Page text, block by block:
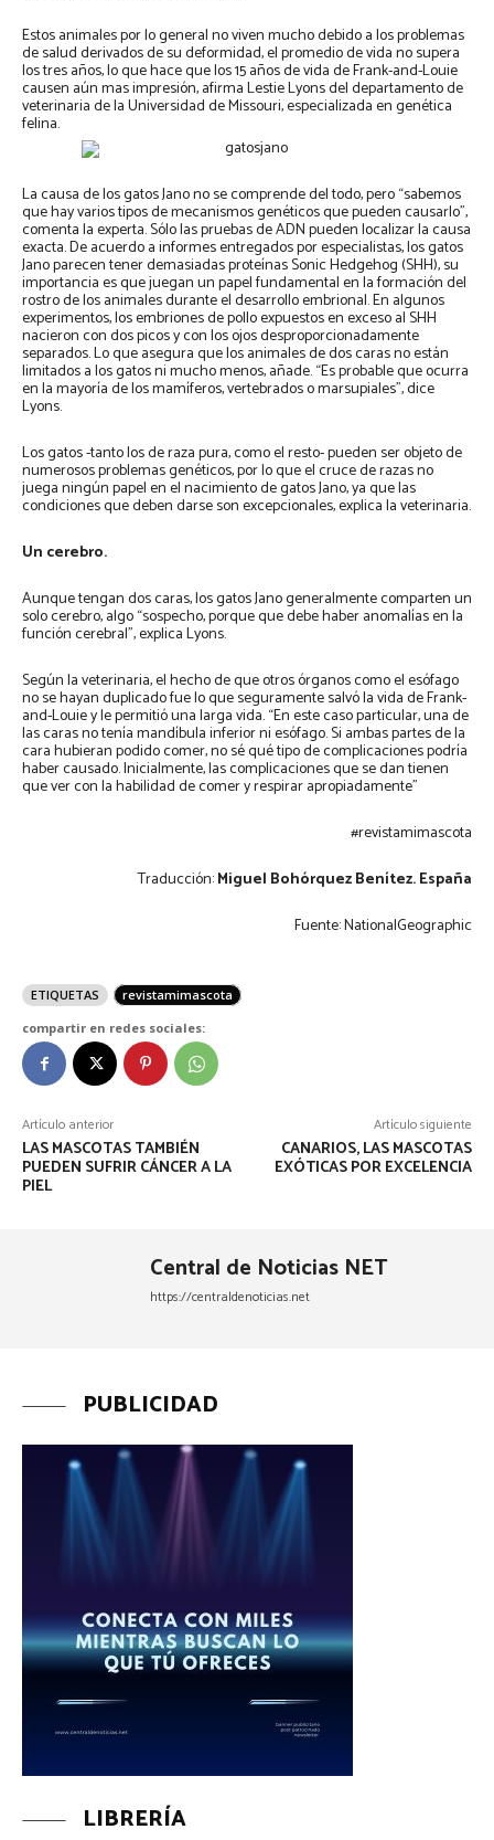
Estos animales por lo general no viven mucho debido a los problemas
de salud derivados de su deformidad, el promedio de vida no supera
los tres años, lo que hace que los 15 años de vida de Frank-and-Louie
causen aún mas impresión, afirma Lestie Lyons del departamento de
veterinaria de la Universidad de Missouri, especializada en genética
felina.
La causa de los gatos Jano no se comprende del todo, pero “sabemos
que hay varios tipos de mecanismos genéticos que pueden causarlo”,
comenta la experta. Sólo las pruebas de ADN pueden localizar la causa
exacta. De acuerdo a informes entregados por especialistas, los gatos
Jano parecen tener demasiadas proteínas Sonic Hedgehog (SHH), su
importancia es que juegan un papel fundamental en la formación del
rostro de los animales durante el desarrollo embrional. En algunos
experimentos, los embriones de pollo expuestos en exceso al SHH
nacieron con dos picos y con los ojos desproporcionadamente
separados. Lo que asegura que los animales de dos caras no están
limitados a los gatos ni mucho menos, añade. “Es probable que ocurra
en la mayoría de los mamíferos, vertebrados o marsupiales”, dice
Lyons.
Los gatos -tanto los de raza pura, como el resto- pueden ser objeto de
numerosos problemas genéticos, por lo que el cruce de razas no
juega ningún papel en el nacimiento de gatos Jano, ya que las
condiciones que deben darse son excepcionales, explica la veterinaria.
Un cerebro.
Aunque tengan dos caras, los gatos Jano generalmente comparten un
solo cerebro, algo “sospecho, porque que debe haber anomalías en la
función cerebral”, explica Lyons.
Según la veterinaria, el hecho de que otros órganos como el esófago
no se hayan duplicado fue lo que seguramente salvó la vida de Frank-
and-Louie y le permitió una larga vida. “En este caso particular, una de
las caras no tenía mandíbula inferior ni esófago. Si ambas partes de la
cara hubieran podido comer, no sé qué tipo de complicaciones podría
haber causado. Inicialmente, las complicaciones que se dan tienen
que ver con la habilidad de comer y respirar apropiadamente”
#revistamimascota
Traducción:Miguel Bohórquez Benítez.España
Fuente: NationalGeographic
ETIQUETAS
revistamimascota
compartir en redes sociales:
Artículo anterior
LAS MASCOTAS TAMBIÉN
PUEDEN SUFRIR CÁNCER A LA
PIEL
Artículo siguiente
CANARIOS, LAS MASCOTAS
EXÓTICAS POR EXCELENCIA
Central de Noticias NET
https://centraldenoticias.net
PUBLICIDAD
LIBRERÍA